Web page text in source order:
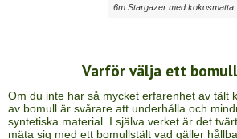
6m Stargazer med kokosmatta
Varför välja ett
Om du inte har så mycket erfarenhet av tält
av bomull är svårare att underhålla och
syntetiska material. I själva verket är det
mäta sig med ett bomullstält vad gäller